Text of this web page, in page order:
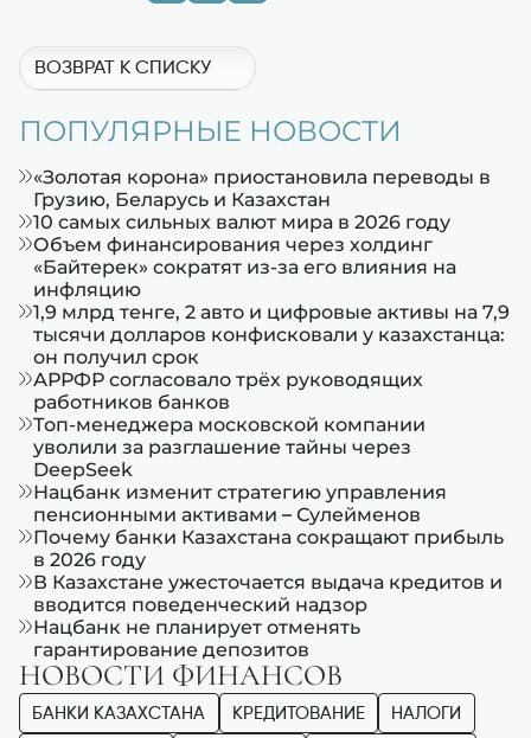
ВОЗВРАТ К СПИСКУ
ПОПУЛЯРНЫЕ НОВОСТИ
«Золотая корона» приостановила переводы в
Грузию, Беларусь и Казахстан
10 самых сильных валют мира в 2026 году
Объем финансирования через холдинг
«Байтерек» сократят из-за его влияния на
инфляцию
1,9 млрд тенге, 2 авто и цифровые активы на 7,9
тысячи долларов конфисковали у казахстанца:
он получил срок
АРРФР согласовало трёх руководящих
работников банков
Топ-менеджера московской компании
уволили за разглашение тайны через
DeepSeek
Нацбанк изменит стратегию управления
пенсионными активами – Сулейменов
Почему банки Казахстана сокращают прибыль
в 2026 году
В Казахстане ужесточается выдача кредитов и
вводится поведенческий надзор
Нацбанк не планирует отменять
гарантирование депозитов
НОВОСТИ ФИНАНСОВ
БАНКИ КАЗАХСТАНА КРЕДИТОВАНИЕ НАЛОГИ